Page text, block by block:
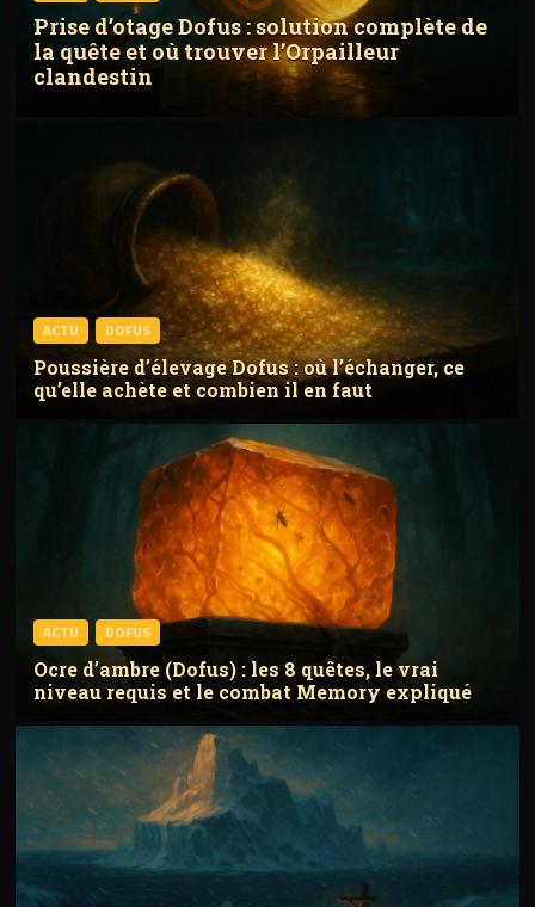
Prise d’otage Dofus : solution complète de
la quête et où trouver l’Orpailleur
clandestin
ACTU DOFUS
Poussière d’élevage Dofus : où l’échanger, ce
qu’elle achète et combien il en faut
ACTU DOFUS
Ocre d’ambre (Dofus) : les 8 quêtes, le vrai
niveau requis et le combat Memory expliqué